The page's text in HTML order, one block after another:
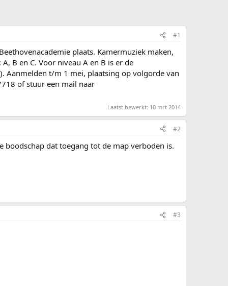
#1
plaats. Kamermuziek maken,
B en C. Voor niveau A en B is er de
Aanmelden t/m 1 mei, plaatsing op volgorde van
of stuur een mail naar
Laatst bewerkt: 10 mrt 2014
#2
dat toegang tot de map verboden is.
#3